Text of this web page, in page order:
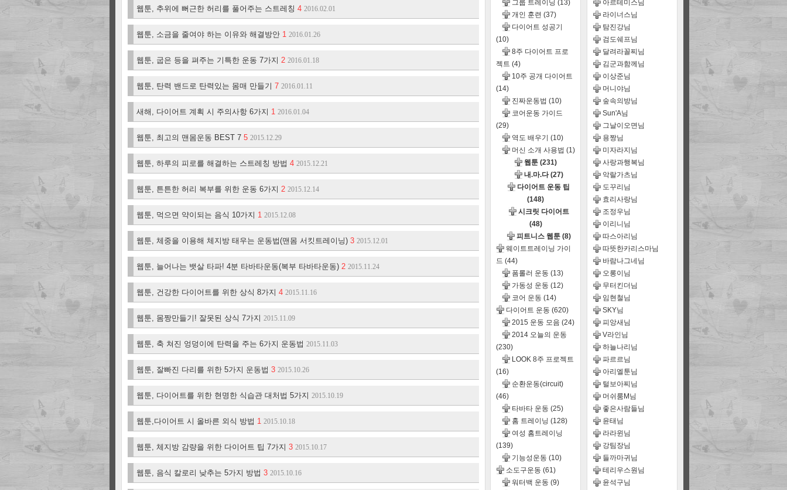
웹툰, 추위에 뻐근한 허리를 풀어주는 스트레칭 4 2016.02.01
웹툰, 소금을 줄여야 하는 이유와 해결방안 1 2016.01.26
웹툰, 굽은 등을 펴주는 기특한 운동 7가지 2 2016.01.18
웹툰, 탄력 밴드로 탄력있는 몸매 만들기 7 2016.01.11
새해, 다이어트 계획 시 주의사항 6가지 1 2016.01.04
웹툰, 최고의 맨몸운동 BEST 7 5 2015.12.29
웹툰, 하루의 피로를 해결하는 스트레칭 방법 4 2015.12.21
웹툰, 튼튼한 허리 복부를 위한 운동 6가지 2 2015.12.14
웹툰, 먹으면 약이되는 음식 10가지 1 2015.12.08
웹툰, 체중을 이용해 체지방 태우는 운동법(맨몸 서킷트레이닝) 3 2015.12.01
웹툰, 늘어나는 뱃살 타파! 4분 타바타운동(복부 타바타운동) 2 2015.11.24
웹툰, 건강한 다이어트를 위한 상식 8가지 4 2015.11.16
웹툰, 몸짱만들기! 잘못된 상식 7가지 2015.11.09
웹툰, 축 쳐진 엉덩이에 탄력을 주는 6가지 운동법 2015.11.03
웹툰, 잘빠진 다리를 위한 5가지 운동법 3 2015.10.26
웹툰, 다이어트를 위한 현명한 식습관 대처법 5가지 2015.10.19
웹툰,다이어트 시 올바른 외식 방법 1 2015.10.18
웹툰, 체지방 감량을 위한 다이어트 팁 7가지 3 2015.10.17
웹툰, 음식 칼로리 낮추는 5가지 방법 3 2015.10.16
아르테미스님
라이너스님
탐진강님
검도쉐프님
달려라꼴찌님
김군과함께님
이상준님
머니야님
숲속의방님
Sun'A님
그날이오면님
용짱님
미자라지님
사랑과행복님
악랄가츠님
도꾸리님
효리사랑님
조정우님
이리니님
따스아리님
따뜻한카리스마님
바람나그네님
오롱이님
무터킨더님
임현철님
SKY님
피앙새님
V라인님
하늘나리님
파르르님
아리엘툰님
털보아찌님
머쉬룸M님
좋은사람들님
윤태님
라라윈님
강팀장님
들까마귀님
테리우스원님
윤석구님
그룹 트레이닝 (13)
개인 훈련 (37)
다이어트 성공기
(10)
8주 다이어트 프로
젝트 (4)
10주 공개 다이어트
(14)
진짜운동법 (10)
코어운동 가이드
(29)
역도 배우기 (10)
머신 소개 사용법 (1)
웹툰 (231)
내.마.다(27)
다이어트 운동 팁
(148)
시크릿 다이어트
(48)
피트니스 웹툰 (8)
웨이트트레이닝 가이
드 (44)
폼롤러 운동 (13)
가동성 운동 (12)
코어 운동 (14)
다이어트 운동 (620)
2015 운동 모음 (24)
2014 오늘의 운동
(230)
LOOK 8주 프로젝트
(16)
순환운동(circuit)
(46)
타바타 운동 (25)
홈 트레이닝 (128)
여성 홈트레이닝
(139)
기능성운동 (10)
소도구운동 (61)
워터백 운동 (9)